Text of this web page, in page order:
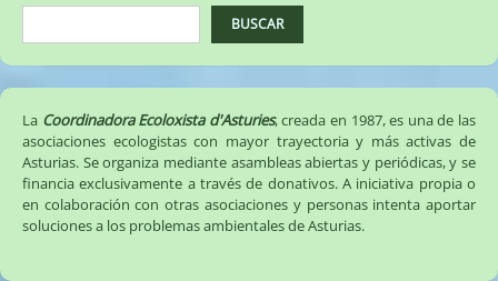
BUSCAR
La Coordinadora Ecoloxista d'Asturies, creada en 1987, es una de las
asociaciones ecologistas con mayor trayectoria y más activas de
Asturias. Se organiza mediante asambleas abiertas y periódicas, y se
financia exclusivamente a través de donativos. A iniciativa propia o
en colaboración con otras asociaciones y personas intenta aportar
soluciones a los problemas ambientales de Asturias.